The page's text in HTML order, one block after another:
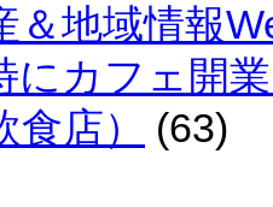
＆地域情報
にカフェ開
店）
(63)